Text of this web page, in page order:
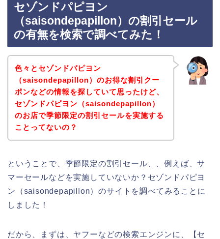
セゾンドパピヨン
（saisondepapillon）の割引セール
の有無を検索で調べてみた！
色々とセゾンドパピヨン
（saisondepapillon）のお得な割引クー
ポンなどの情報を探していて思ったけど、
セゾンドパピヨン（saisondepapillon）
のお店で季節限定の割引セールを実施する
ことってないの？
ということで、季節限定の割引セール、、例えば、サ
マーセールなどを実施していないか？セゾンドパピヨ
ン（saisondepapillon）のサイトを調べてみることに
しました！
だから、まずは、ヤフーなどの検索エンジンに、【セ